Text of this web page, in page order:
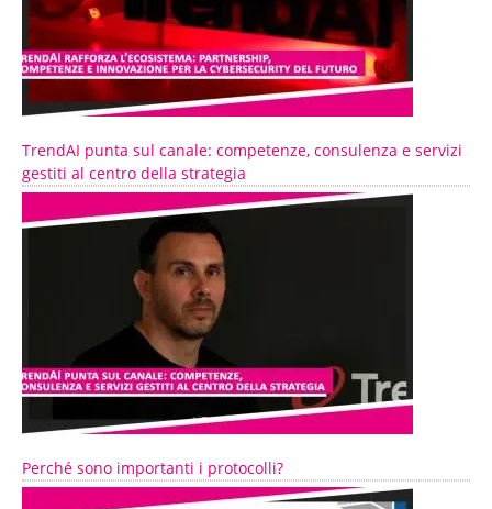
TrendAI punta sul canale: competenze, consulenza e servizi
gestiti al centro della strategia
Perché sono importanti i protocolli?